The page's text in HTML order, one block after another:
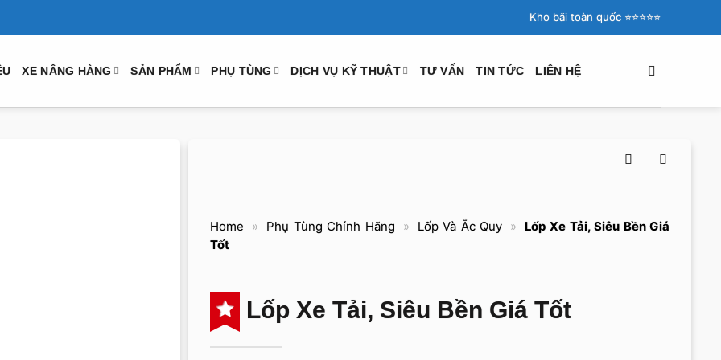
Kho bãi toàn quốc ⭐️⭐️⭐️⭐️⭐️
XE NÂNG HÀNG SẢN PHẨM PHỤ TÙNG DỊCH VỤ KỸ THUẬT TƯ VẤN TIN TỨC LIÊN HỆ
Home » Phụ Tùng Chính Hãng » Lốp Và Ắc Quy »
Lốp Xe Tải, Siêu Bền Giá
Tốt
Lốp Xe Tải, Siêu Bền Giá Tốt